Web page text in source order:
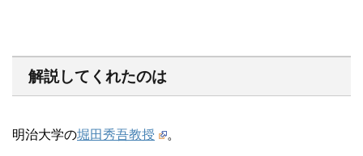
解説してくれたのは
明治大学の堀田秀吾教授 。